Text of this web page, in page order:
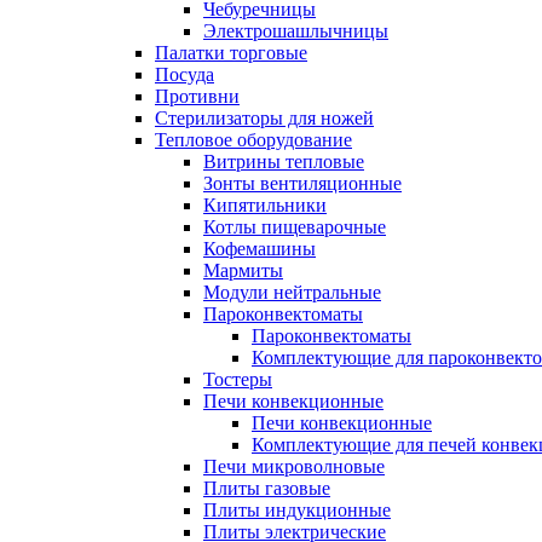
Чебуречницы
Электрошашлычницы
Палатки торговые
Посуда
Противни
Стерилизаторы для ножей
Тепловое оборудование
Витрины тепловые
Зонты вентиляционные
Кипятильники
Котлы пищеварочные
Кофемашины
Мармиты
Модули нейтральные
Пароконвектоматы
Пароконвектоматы
Комплектующие для
Тостеры
Печи конвекционные
Печи конвекционные
Комплектующие для печей
Печи микроволновые
Плиты газовые
Плиты индукционные
Плиты электрические